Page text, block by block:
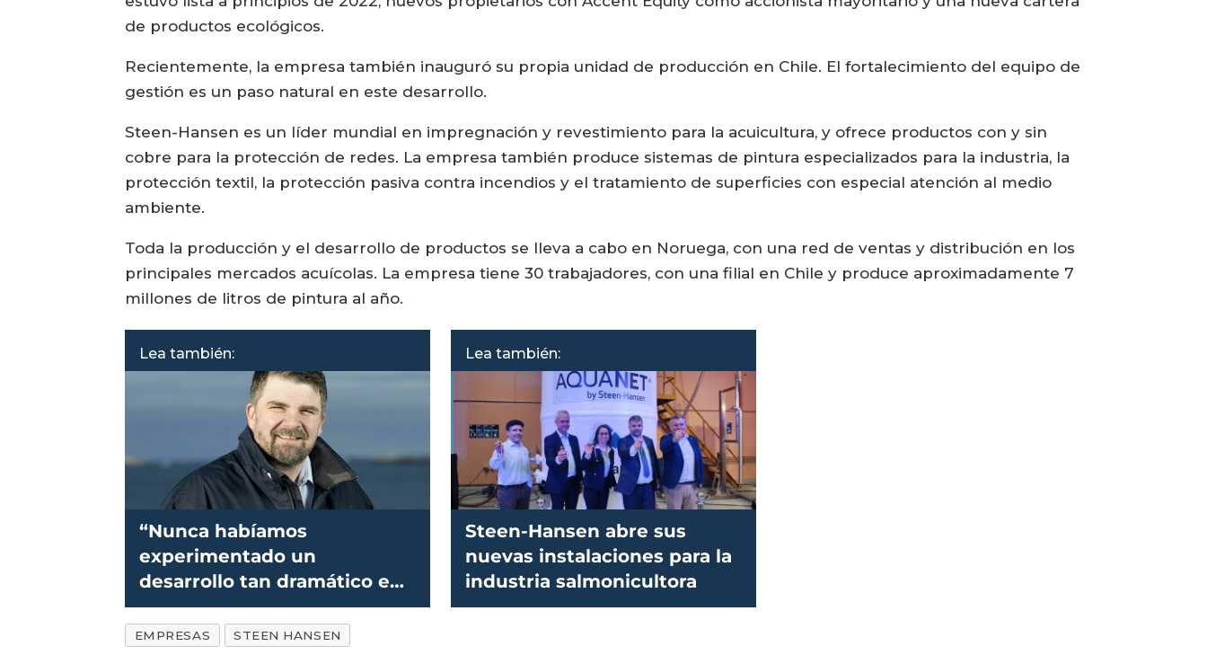
de productos ecológicos.
Recientemente, la empresa también inauguró su propia unidad de producción en Chile. El fortalecimiento del equipo de
gestión es un paso natural en este desarrollo.
Steen-Hansen es un líder mundial en impregnación y revestimiento para la acuicultura, y ofrece productos con y sin
cobre para la protección de redes. La empresa también produce sistemas de pintura especializados para la industria, la
protección textil, la protección pasiva contra incendios y el tratamiento de superficies con especial atención al medio
ambiente.
Toda la producción y el desarrollo de productos se lleva a cabo en Noruega, con una red de ventas y distribución en los
principales mercados acuícolas. La empresa tiene 30 trabajadores, con una filial en Chile y produce aproximadamente 7
millones de litros de pintura al año.
Lea también:
“Nunca habíamos
experimentado un
desarrollo tan dramático en
la historia"
Lea también:
Steen-Hansen abre sus
nuevas instalaciones para la
industria salmonicultora
EMPRESAS STEEN HANSEN